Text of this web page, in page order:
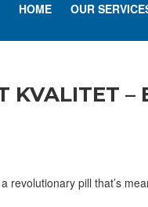
HOME OUR
KVALITET
pill that’s